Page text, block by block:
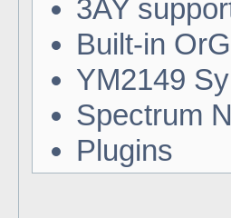
3AY
Built-in
YM2149
Spectrum
Plugins